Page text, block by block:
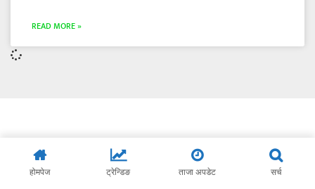
READ MORE »
होमपेज ट्रेन्डिङ ताजा अपडेट सर्च